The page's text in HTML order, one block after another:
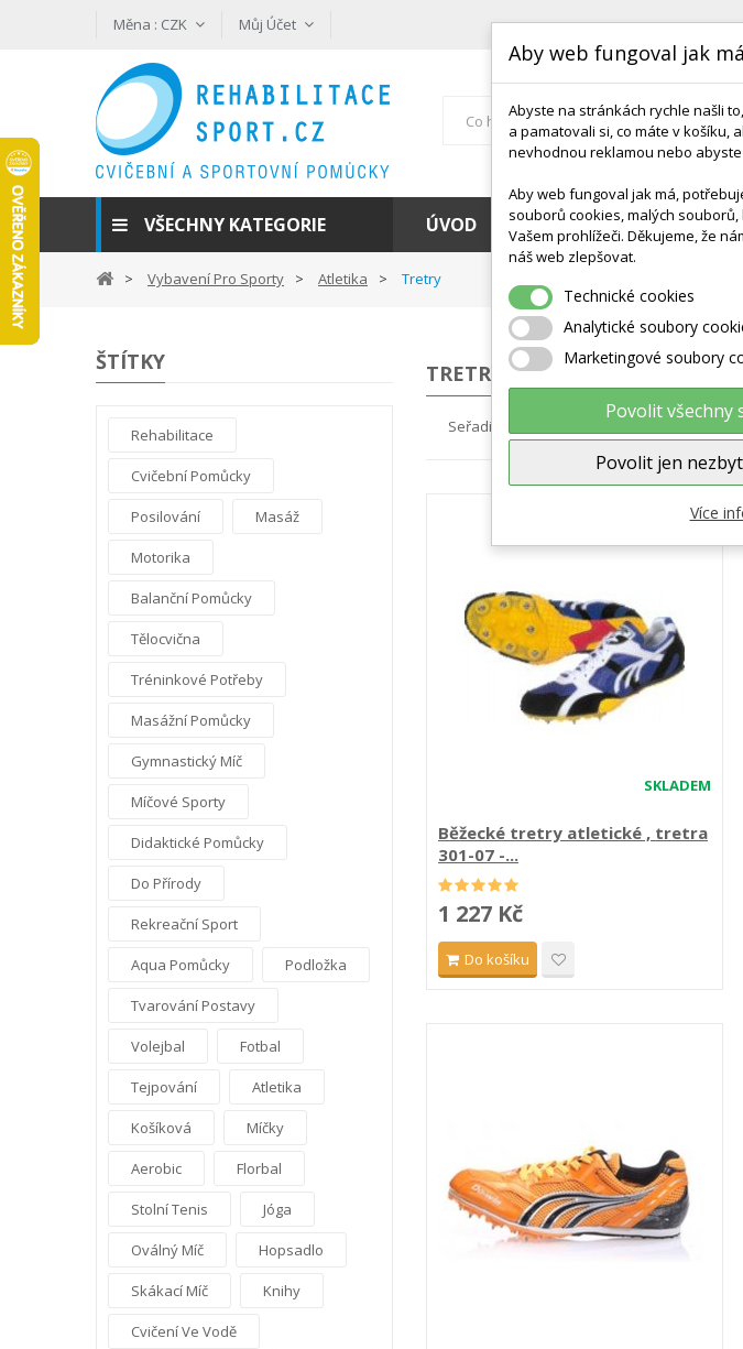
Měna : CZK Můj Účet
VŠECHNY KATEGORIE ÚVOD KONTAKT DODÁNÍ A
Vybavení Pro Sporty Atletika Tretry
ŠTÍTKY
Rehabilitace
Cvičební Pomůcky
Posilování Masáž
Motorika
Balanční Pomůcky
Tělocvična
Tréninkové Potřeby
Masážní Pomůcky
Gymnastický Míč
Míčové Sporty
Didaktické Pomůcky
Do Přírody
Rekreační Sport
Aqua Pomůcky Podložka
Tvarování Postavy
Volejbal Fotbal
Tejpování Atletika
Košíková Míčky
Aerobic Florbal
Stolní Tenis Jóga
Oválný Míč Hopsadlo
Skákací Míč Knihy
Cvičení Ve Vodě
TRETRY
Seřadit podle
SKLADEM
Běžecké tretry atletické , tretra
301-07 -...
1 227 Kč
Do košíku
Aby web fungoval jak
Abyste na stránkách rychle našli
a pamatovali si, co máte v košíku,
nevhodnou reklamou nebo
Aby web fungoval jak má,
souborů cookies, malých
Vašem prohlížeči. Děkujeme, že
náš web zlepšovat.
Technické cookies
Analytické soubory
Marketingové soubory
Povolit všechny
Povolit jen
Více